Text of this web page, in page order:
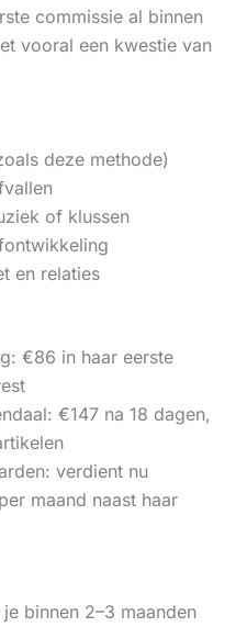
commissie al binnen
vooral een kwestie van
deze methode)
of klussen
en relaties
€86 in haar eerste
€147 na 18 dagen,
verdient nu
maand naast haar
binnen 2–3 maanden